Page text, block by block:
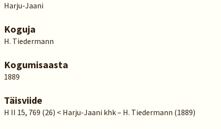
Harju-Jaani
Koguja
H. Tiedermann
Kogumisaasta
1889
Täisviide
H II 15, 769 (26) < Harju-Jaani khk – H. Tiedermann (1889)